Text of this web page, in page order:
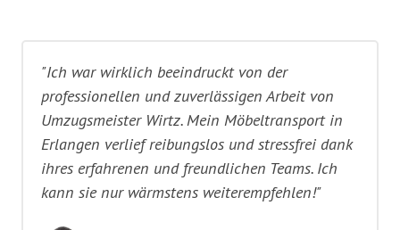
"Ich war wirklich beeindruckt von der
professionellen und zuverlässigen Arbeit von
Umzugsmeister Wirtz. Mein Möbeltransport in
Erlangen verlief reibungslos und stressfrei dank
ihres erfahrenen und freundlichen Teams. Ich
kann sie nur wärmstens weiterempfehlen!"